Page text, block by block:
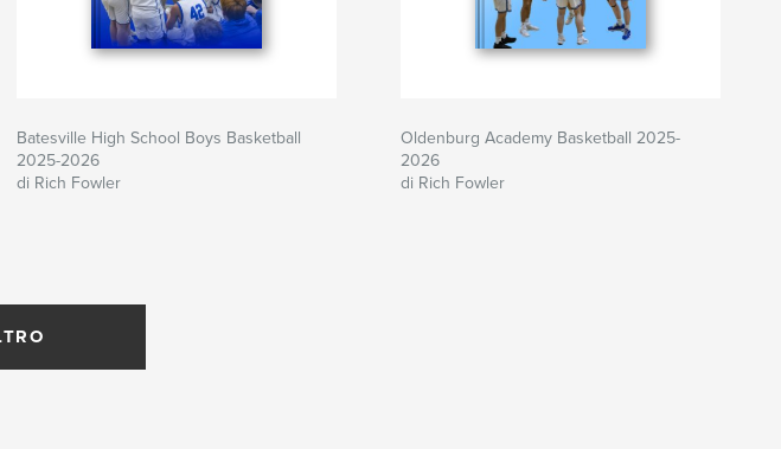
Batesville High School Boys Basketball
2025-2026
di Rich Fowler
Oldenburg Academy Basketball 2025-
2026
di Rich Fowler